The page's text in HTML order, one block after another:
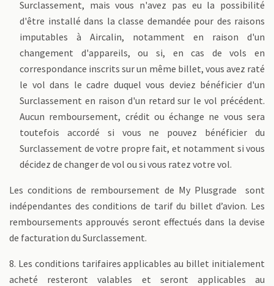
Surclassement, mais vous n'avez pas eu la possibilité
d'être installé dans la classe demandée pour des raisons
imputables à Aircalin, notamment en raison d'un
changement d'appareils, ou si, en cas de vols en
correspondance inscrits sur un même billet, vous avez raté
le vol dans le cadre duquel vous deviez bénéficier d'un
Surclassement en raison d'un retard sur le vol précédent.
Aucun remboursement, crédit ou échange ne vous sera
toutefois accordé si vous ne pouvez bénéficier du
Surclassement de votre propre fait, et notamment si vous
décidez de changer de vol ou si vous ratez votre vol.
Les conditions de remboursement de My Plusgrade sont
indépendantes des conditions de tarif du billet d’avion. Les
remboursements approuvés seront effectués dans la devise
de facturation du Surclassement.
8. Les conditions tarifaires applicables au billet initialement
acheté resteront valables et seront applicables au